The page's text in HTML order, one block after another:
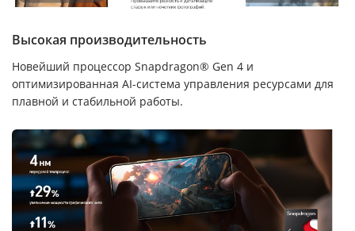
Высокая производительность
Новейший процессор Snapdragon® Gen 4 и
оптимизированная AI-система управления ресурсами для
плавной и стабильной работы.